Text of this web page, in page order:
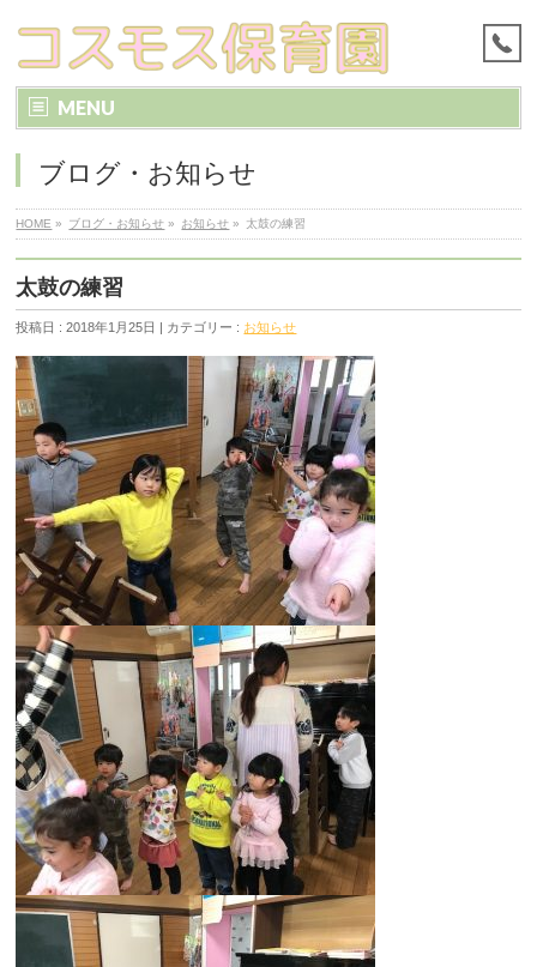
MENU
ブログ・お知らせ
HOME » ブログ・お知らせ » お知らせ » 太鼓の練習
太鼓の練習
投稿日 : 2018年1月25日 | カテゴリー : お知らせ